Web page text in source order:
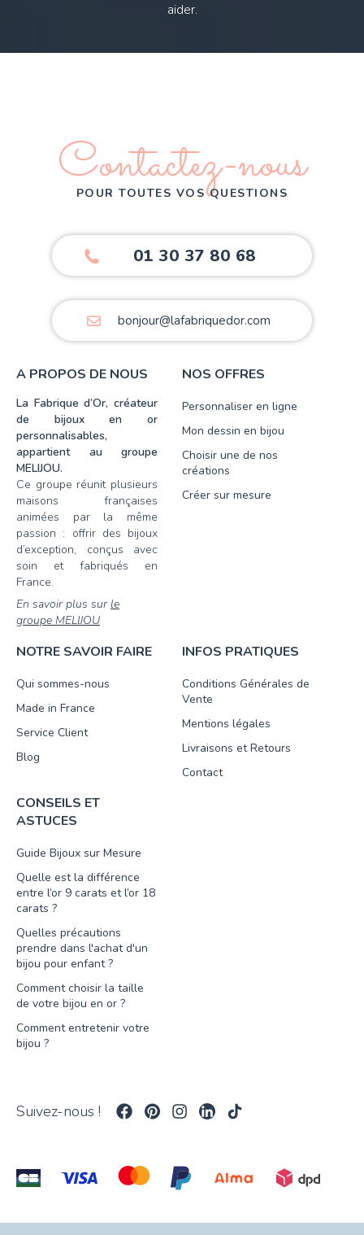
aider.
Contactez-nous
POUR TOUTES VOS QUESTIONS
01 30 37 80 68
bonjour@lafabriquedor.com
A PROPOS DE NOUS
La Fabrique d’Or, créateur
de bijoux en or
personnalisables,
appartient au groupe
MELIJOU.
Ce groupe réunit plusieurs
maisons françaises
animées par la même
passion : offrir des bijoux
d’exception, conçus avec
soin et fabriqués en
France.
En savoir plus sur le
groupe MELIJOU
NOS OFFRES
Personnaliser en ligne
Mon dessin en bijou
Choisir une de nos
créations
Créer sur mesure
NOTRE SAVOIR FAIRE
Qui sommes-nous
Made in France
Service Client
Blog
INFOS PRATIQUES
Conditions Générales de
Vente
Mentions légales
Livraisons et Retours
Contact
CONSEILS ET
ASTUCES
Guide Bijoux sur Mesure
Quelle est la différence
entre l’or 9 carats et l’or 18
carats ?
Quelles précautions
prendre dans l'achat d'un
bijou pour enfant ?
Comment choisir la taille
de votre bijou en or ?
Comment entretenir votre
bijou ?
Suivez-nous !